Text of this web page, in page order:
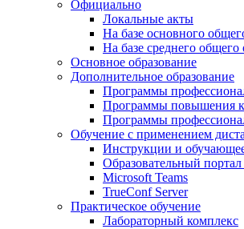
Официально
Локальные акты
На базе основного
На базе среднего общего
Основное образование
Дополнительное образование
Программы
Программы повышения
Программы
Обучение с применением
Инструкции и
Образовательный
Microsoft Teams
TrueConf Server
Практическое обучение
Лабораторный комплекс